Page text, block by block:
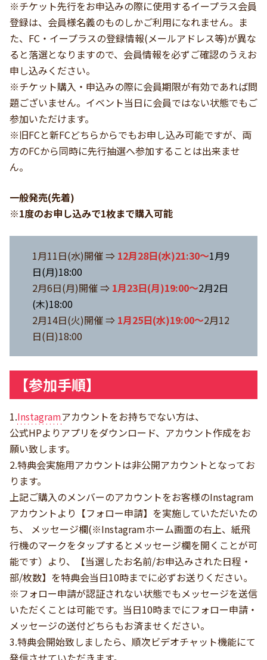
※チケット先行をお申込みの際に使用するイープラス会員
登録は、会員様名義のものしかご利用になれません。ま
た、FC・イープラスの登録情報(メールアドレス等)が異な
ると落選となりますので、会員情報を必ずご確認のうえお
申し込みください。
※チケット購入・申込みの際に会員期限が有効であれば問
題ございません。イベント当日に会員ではない状態でもご
参加いただけます。
※旧FCと新FCどちらからでもお申し込み可能ですが、両
方のFCから同時に先行抽選へ参加することは出来ませ
ん。
一般発売(先着)
※1度のお申し込みで1枚まで購入可能
1月11日(水)開催 ⇒ 12月28日(水)21:30～1月9
日(月)18:00
2月6日(月)開催 ⇒ 1月23日(月)19:00～2月2日
(木)18:00
2月14日(火)開催 ⇒ 1月25日(水)19:00～2月12
日(日)18:00
【参加手順】
1.Instagramアカウントをお持ちでない方は、
公式HPよりアプリをダウンロード、アカウント作成をお
願い致します。
2.特典会実施用アカウントは非公開アカウントとなってお
ります。
上記ご購入のメンバーのアカウントをお客様のInstagram
アカウントより【フォロー申請】を実施していただいたの
ち、 メッセージ欄(※Instagramホーム画面の右上、紙飛
行機のマークをタップするとメッセージ欄を開くことが可
能です）より、【当選したお名前/お申込みされた日程・
部/枚数】を特典会当日10時までに必ずお送りください。
※フォロー申請が認証されない状態でもメッセージを送信
いただくことは可能です。当日10時までにフォロー申請・
メッセージの送付どちらもお済ませください。
3.特典会開始致しましたら、順次ビデオチャット機能にて